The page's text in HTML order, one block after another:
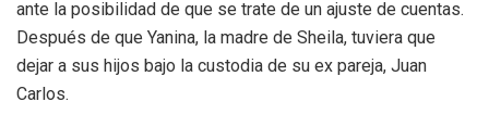
ante la posibilidad de que se trate de un ajuste de cuentas.
Después de que Yanina, la madre de Sheila, tuviera que
dejar a sus hijos bajo la custodia de su ex pareja, Juan
Carlos.